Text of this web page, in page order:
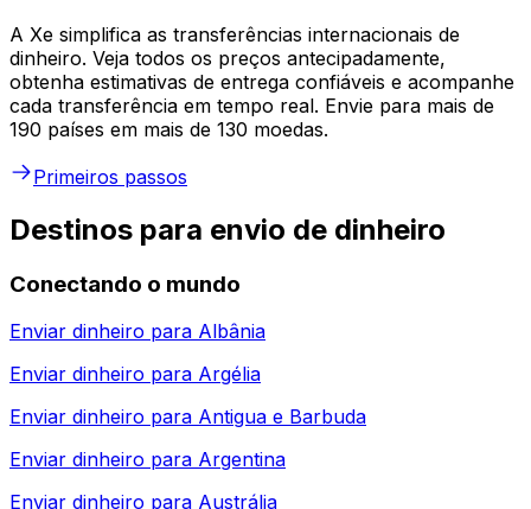
A Xe simplifica as transferências internacionais de
dinheiro. Veja todos os preços antecipadamente,
obtenha estimativas de entrega confiáveis e acompanhe
cada transferência em tempo real. Envie para mais de
190 países em mais de 130 moedas.
Primeiros passos
Destinos para envio de dinheiro
Conectando o mundo
Enviar dinheiro para Albânia
Enviar dinheiro para Argélia
Enviar dinheiro para Antigua e Barbuda
Enviar dinheiro para Argentina
Enviar dinheiro para Austrália